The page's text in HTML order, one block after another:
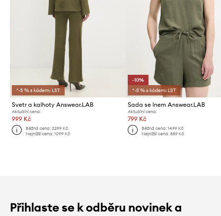
*-5 % s kódem: LST
Svetr a kalhoty Answear.LAB
Aktuální cena:
999 Kč
Běžná cena:2299 Kč
Nejnižší cena:1099 Kč
-10%
*-5 % s kódem: LST
Sada se lnem Answear.LAB
Aktuální cena:
799 Kč
Běžná cena: 1499 Kč
Nejnižší cena: 889 Kč
Přihlaste se k odběru novinek a